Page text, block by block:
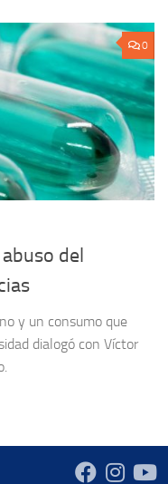
0
del
y un consumo que
dialogó con Víctor